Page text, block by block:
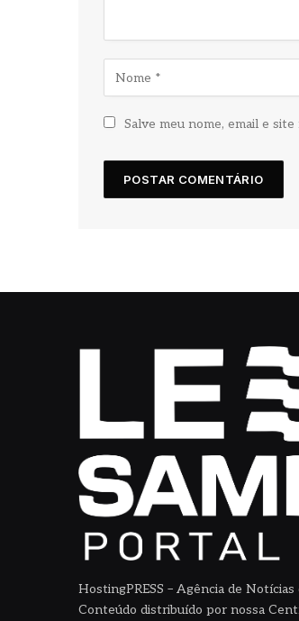
Salve meu nome, email e
HostingPRESS – Agência de Notícias
Conteúdo distribuído por nossa